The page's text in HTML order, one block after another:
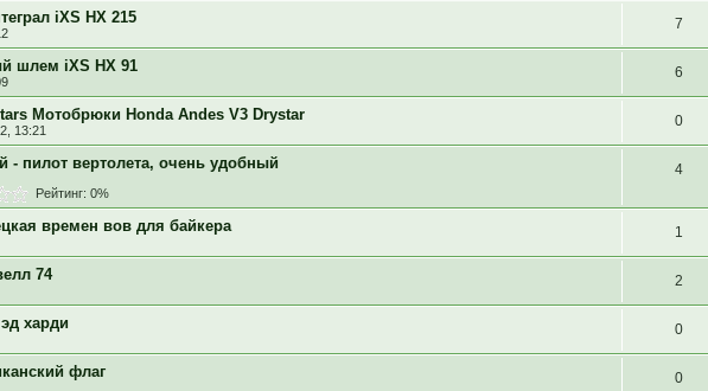
iXS HX 215 7
шлем iXS HX 91 6
Мотобрюки Honda Andes V3 Drystar
13:21
0
- пилот вертолета, очень удобный
Рейтинг: 0%
4
времен вов для байкера 1
74 2
харди 0
флаг 0